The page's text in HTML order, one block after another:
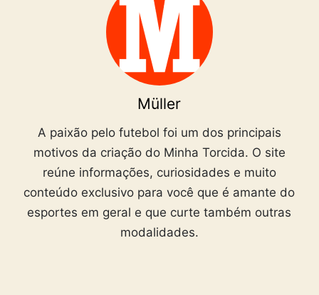
Müller
A paixão pelo futebol foi um dos principais
motivos da criação do Minha Torcida. O site
reúne informações, curiosidades e muito
conteúdo exclusivo para você que é amante do
esportes em geral e que curte também outras
modalidades.